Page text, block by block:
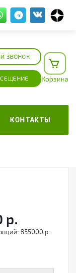
ЗВОНОК
Корзина
КОНТАКТЫ
р.
855000 р.